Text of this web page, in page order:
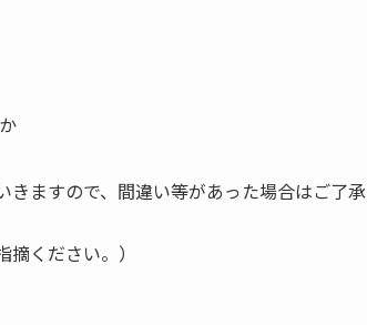
ますので、間違い等があった場合はご了承
ください。）